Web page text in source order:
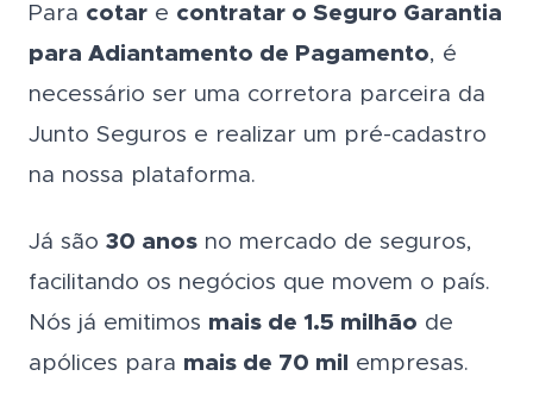
Para cotar e contratar o Seguro Garantia
para Adiantamento de Pagamento, é
necessário ser uma corretora parceira da
Junto Seguros e realizar um pré-cadastro
na nossa plataforma.
Já são 30 anos no mercado de seguros,
facilitando os negócios que movem o país.
Nós já emitimos mais de 1.5 milhão de
apólices para mais de 70 mil empresas.